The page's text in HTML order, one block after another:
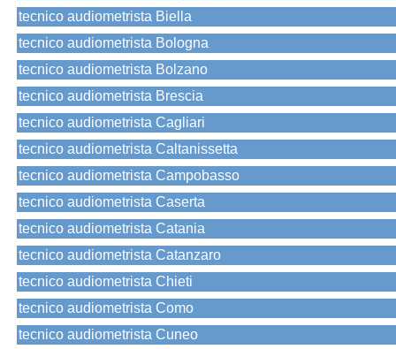
tecnico audiometrista Biella
tecnico audiometrista Bologna
tecnico audiometrista Bolzano
tecnico audiometrista Brescia
tecnico audiometrista Cagliari
tecnico audiometrista Caltanissetta
tecnico audiometrista Campobasso
tecnico audiometrista Caserta
tecnico audiometrista Catania
tecnico audiometrista Catanzaro
tecnico audiometrista Chieti
tecnico audiometrista Como
tecnico audiometrista Cuneo